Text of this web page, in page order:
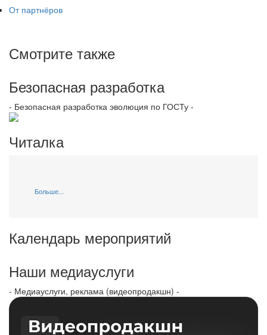
От партнёров
Смотрите также
Безопасная разработка
- Безопасная разработка эволюция по ГОСТу -
Читалка
Больше...
Календарь мероприятий
Наши медиауслуги
- Медиауслуги, реклама (видеопродакшн) -